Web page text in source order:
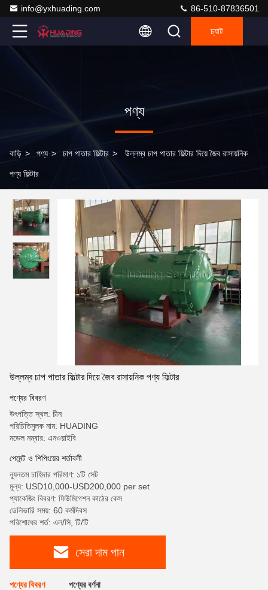
info@yxhuading.com 86-510-87836501
চ্যাট
পণ্য
বাড়ি > পণ্য > চাপ পাতার ফিল্টার > উল্লম্ব চাপ পাতার ফিল্টার দিয়ে জৈব রাসায়নিক
পণ্য ফিল্টার
উল্লম্ব চাপ পাতার ফিল্টার দিয়ে জৈব রাসায়নিক পণ্য ফিল্টার
পণ্যের বিবরণ
উৎপত্তি স্থল: চীন
পরিচিতিমুলক নাম: HUADING
মডেল নম্বার: এনওয়াইবি
পেমেন্ট ও শিপিংয়ের শর্তাবলী
ন্যূনতম চাহিদার পরিমাণ: ১টি সেট
মূল্য: USD10,000-USD200,000 per set
প্যাকেজিং বিবরণ: ফিউমিগেশন কাঠের কেস
ডেলিভারি সময়: 60 কর্মদিবস
পরিশোধের শর্ত: এল/সি, টি/টি
সেরা দাম পান
পণ্যের বিবরণ পণ্যের বর্ণনা